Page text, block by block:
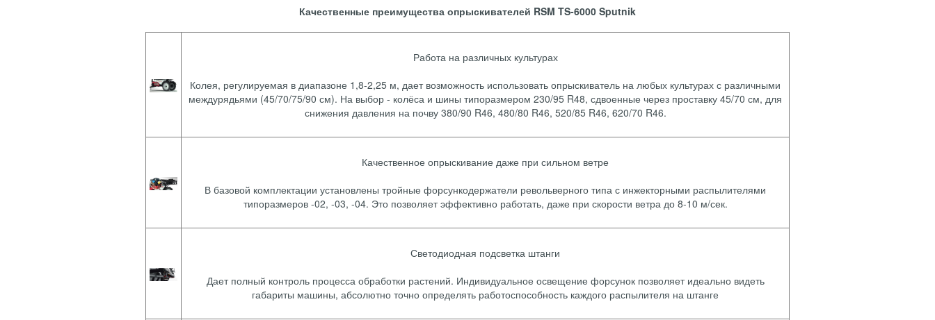
Качественные преимущества опрыскивателей RSM TS-6000 Sputnik
Работа на различных культурах
Колея, регулируемая в диапазоне 1,8-2,25 м, дает возможность использовать опрыскиватель на любых культурах с различными
междурядьями (45/70/75/90 см). На выбор - колёса и шины типоразмером 230/95 R48, сдвоенные через проставку 45/70 см, для
снижения давления на почву 380/90 R46, 480/80 R46, 520/85 R46, 620/70 R46.
Качественное опрыскивание даже при сильном ветре
В базовой комплектации установлены тройные форсункодержатели револьверного типа с инжекторными распылителями
типоразмеров -02, -03, -04. Это позволяет эффективно работать, даже при скорости ветра до 8-10 м/сек.
Светодиодная подсветка штанги
Дает полный контроль процесса обработки растений. Индивидуальное освещение форсунок позволяет идеально видеть
габариты машины, абсолютно точно определять работоспособность каждого распылителя на штанге